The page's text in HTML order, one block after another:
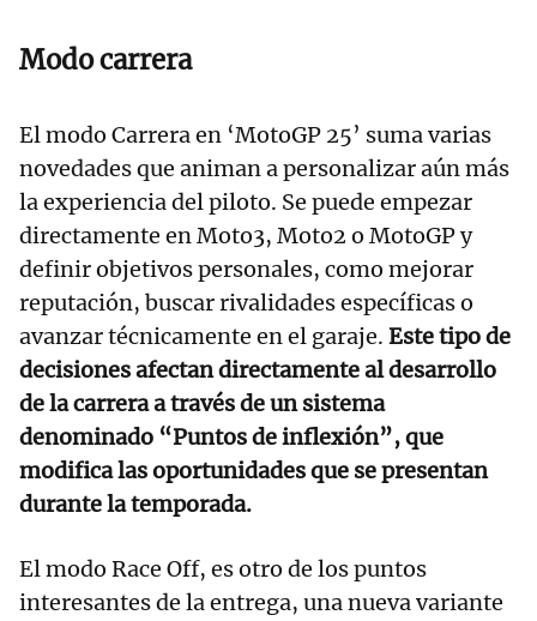
Modo carrera
El modo Carrera en ‘MotoGP 25’ suma varias
novedades que animan a personalizar aún más
la experiencia del piloto. Se puede empezar
directamente en Moto3, Moto2 o MotoGP y
definir objetivos personales, como mejorar
reputación, buscar rivalidades específicas o
avanzar técnicamente en el garaje. Este tipo de
decisiones afectan directamente al desarrollo
de la carrera a través de un sistema
denominado “Puntos de inflexión”, que
modifica las oportunidades que se presentan
durante la temporada.
El modo Race Off, es otro de los puntos
interesantes de la entrega, una nueva variante